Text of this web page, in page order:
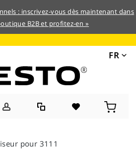
: inscrivez-vous dès maintenant dans
B2B et profitez-en »
FR
pour 3111